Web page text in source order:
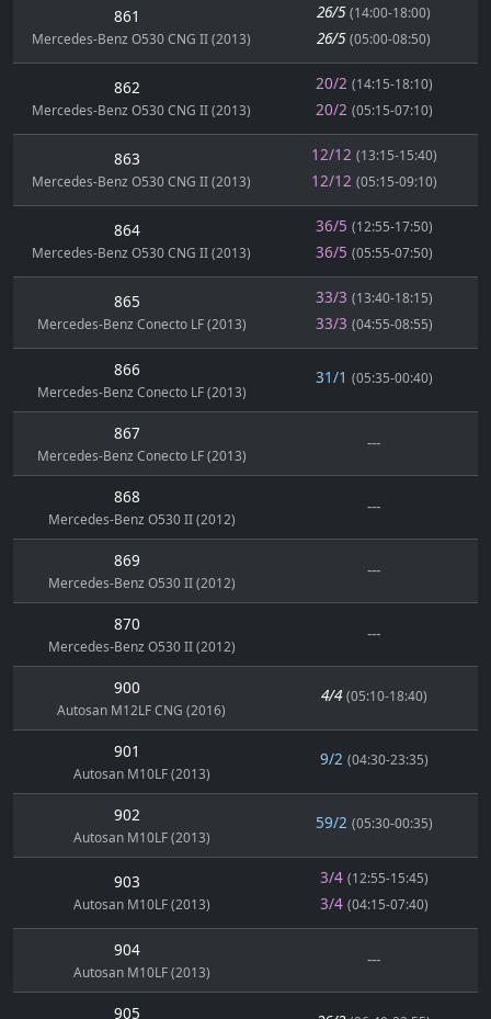
861
Mercedes-Benz O530 CNG II (2013)
26/5 (14:00-18:00)
26/5 (05:00-08:50)
862
Mercedes-Benz O530 CNG II (2013)
20/2 (14:15-18:10)
20/2 (05:15-07:10)
863
Mercedes-Benz O530 CNG II (2013)
12/12 (13:15-15:40)
12/12 (05:15-09:10)
864
Mercedes-Benz O530 CNG II (2013)
36/5 (12:55-17:50)
36/5 (05:55-07:50)
865
Mercedes-Benz Conecto LF (2013)
33/3 (13:40-18:15)
33/3 (04:55-08:55)
866
Mercedes-Benz Conecto LF (2013)
31/1 (05:35-00:40)
867
Mercedes-Benz Conecto LF (2013)
---
868
Mercedes-Benz O530 II (2012)
---
869
Mercedes-Benz O530 II (2012)
---
870
Mercedes-Benz O530 II (2012)
---
900
Autosan M12LF CNG (2016)
4/4 (05:10-18:40)
901
Autosan M10LF (2013)
9/2 (04:30-23:35)
902
Autosan M10LF (2013)
59/2 (05:30-00:35)
903
Autosan M10LF (2013)
3/4 (12:55-15:45)
3/4 (04:15-07:40)
904
Autosan M10LF (2013)
---
905